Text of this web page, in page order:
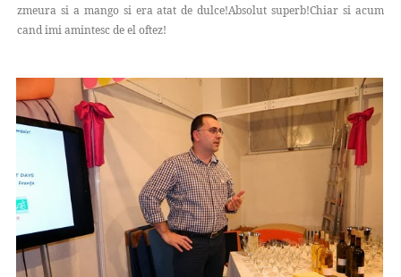
zmeura si a mango si era atat de dulce!Absolut superb!Chiar si acum
cand imi amintesc de el oftez!